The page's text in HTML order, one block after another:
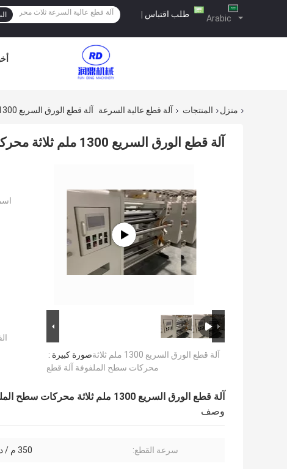
Arabic طلب اقتباس |
منزل المنتجات آلة قطع عالية السرعة آلة قطع الورق السريع 1300 ملم ثلاثة محركات سطح الملفوفة آلة قطع
آلة قطع الورق السريع 1300 ملم ثلاثة محركات سطح الملفوفة آلة قطع
صورة كبيرة :آلة قطع الورق السريع 1300 ملم ثلاثة
محركات سطح الملفوفة آلة قطع
آلة قطع الورق السريع 1300 ملم ثلاثة محركات سطح الملفوفة آلة قطع
وصف
سرعة القطع: 350 م / دقيقة